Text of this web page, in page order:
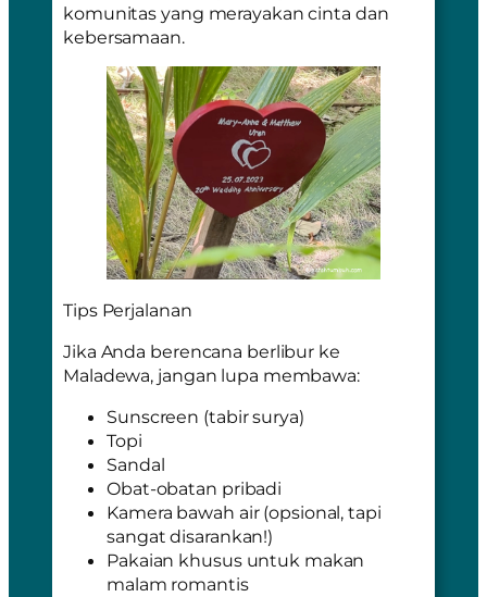
komunitas yang merayakan cinta dan
kebersamaan.
Tips Perjalanan
Jika Anda berencana berlibur ke
Maladewa, jangan lupa membawa:
Sunscreen (tabir surya)
Topi
Sandal
Obat-obatan pribadi
Kamera bawah air (opsional, tapi
sangat disarankan!)
Pakaian khusus untuk makan
malam romantis